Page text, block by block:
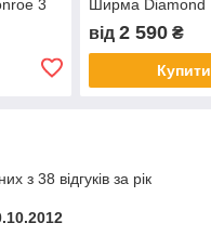
3 Ширма Diamond
від 2 590₴
Купити
з 38 відгуків за рік